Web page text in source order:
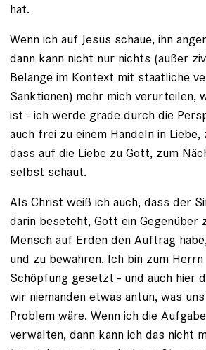
hat.
Wenn ich auf Jesus schaue, ihn
dann kann nicht nur nichts (außer
Belange im Kontext mit staatliche
Sanktionen) mehr mich verurteilen,
ist - ich werde grade durch die
auch frei zu einem Handeln in Liebe,
dass auf die Liebe zu Gott, zum
selbst schaut.
Als Christ weiß ich auch, dass der
darin beseteht, Gott ein Gegenüber
Mensch auf Erden den Auftrag
und zu bewahren. Ich bin zum
Schöpfung gesetzt - und auch hier
wir niemanden etwas antun, was
Problem wäre. Wenn ich die
verwalten, dann kann ich das nicht